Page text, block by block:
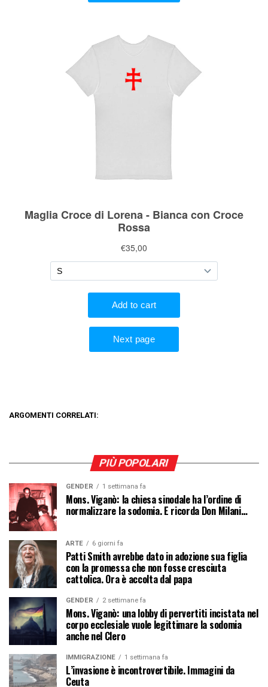
ARGOMENTI CORRELATI:
PIÙ POPOLARI
GENDER 1 settimana fa
Mons. Viganò: la chiesa sinodale ha l’ordine di
normalizzare la sodomia. E ricorda Don Milani…
ARTE 6 giorni fa
Patti Smith avrebbe dato in adozione sua figlia
con la promessa che non fosse cresciuta
cattolica. Ora è accolta dal papa
GENDER 2 settimane fa
Mons. Viganò: una lobby di pervertiti incistata nel
corpo ecclesiale vuole legittimare la sodomia
anche nel Clero
IMMIGRAZIONE 1 settimana fa
L’invasione è incontrovertibile. Immagini da
Ceuta